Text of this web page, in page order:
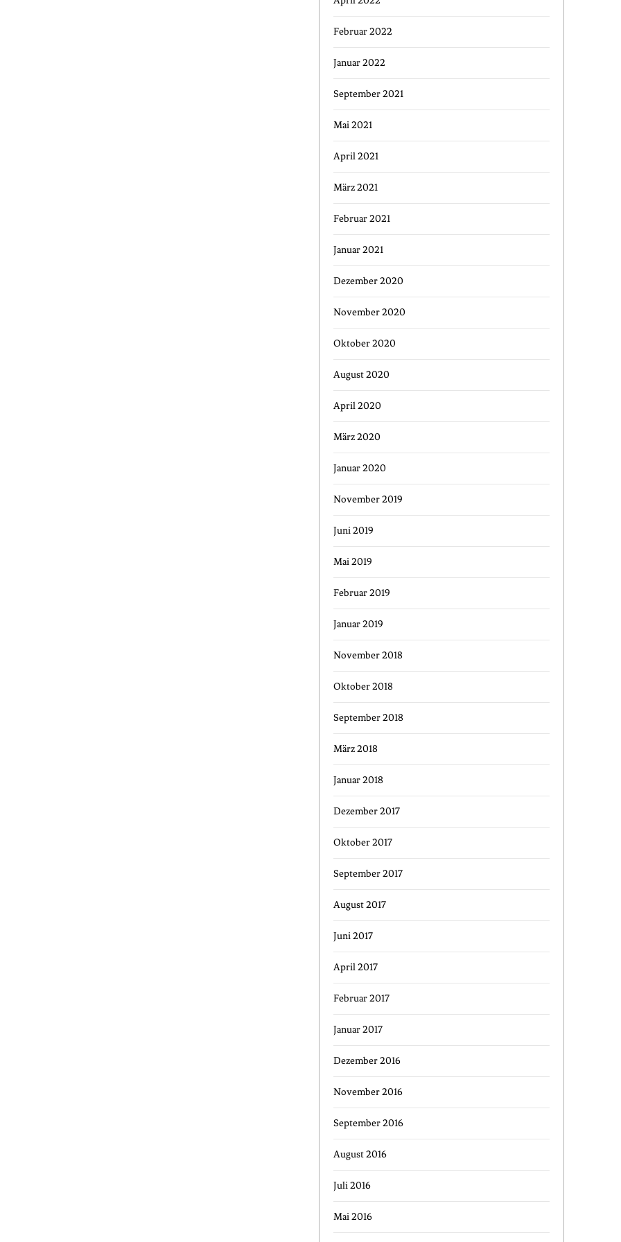
Februar 2022
Januar 2022
September 2021
Mai 2021
April 2021
März 2021
Februar 2021
Januar 2021
Dezember 2020
November 2020
Oktober 2020
August 2020
April 2020
März 2020
Januar 2020
November 2019
Juni 2019
Mai 2019
Februar 2019
Januar 2019
November 2018
Oktober 2018
September 2018
März 2018
Januar 2018
Dezember 2017
Oktober 2017
September 2017
August 2017
Juni 2017
April 2017
Februar 2017
Januar 2017
Dezember 2016
November 2016
September 2016
August 2016
Juli 2016
Mai 2016